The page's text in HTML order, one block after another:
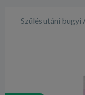
Szülés utáni bugyi